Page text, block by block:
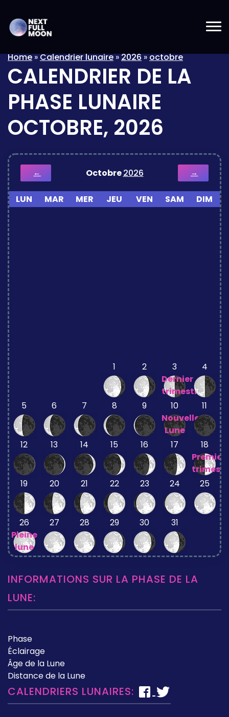
Home»Calendrier lunaire»2026»octobre
CALENDRIER DE LA
PHASE LUNAIRE
OCTOBRE, 2026
← Octobre2026 →
LUN MAR MER JEU VEN SAM DIM
1 2
3
Dernier
trimestre
4
5 6 7 8 9
10
Nouvelle
Lune
11
12 13 14 15 16 17
18
Premier
19
20 21 22 23 24 25
26
Pleine
lune
27 28 29 30 31
INFORMATIONS SUR LA PHASE DE LA
LUNE:
Phase
Éclairage
Âge de la Lune
Distance de la Lune
CALENDRIERS LUNAIRES: